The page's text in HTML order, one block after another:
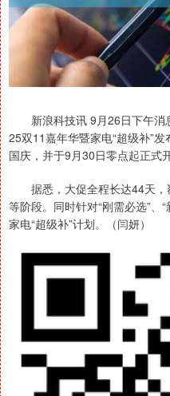
新浪科技讯 9月26日下午消
25双11嘉年华暨家电“超级补”
国庆，并于9月30日零点起正式
据悉，大促全程长达44天，
等阶段。同时针对“刚需必选”、
家电“超级补”计划。（闫妍）